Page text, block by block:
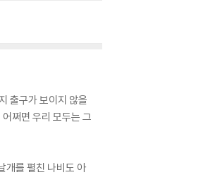
출구가 보이지 않을
쩌면 우리 모두는 그
개를 펼친 나비도 아